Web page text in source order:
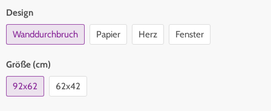
Design
Wanddurchbruch
Papier Herz Fenster
Größe (cm)
92x62
62x42